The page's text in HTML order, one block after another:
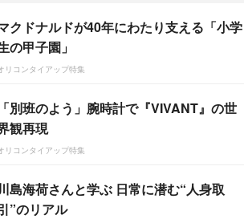
クドナルドが40年にわたり支える「小学
の甲子園」
リコンタイアップ特集
「別班のよう」腕時計で『VIVANT』の世
観再現
リコンタイアップ特集
島海荷さんと学ぶ 日常に潜む“人身取
”のリアル